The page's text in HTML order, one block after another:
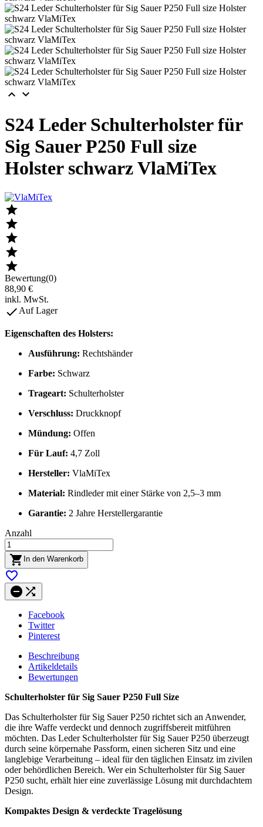
 
S24 Leder Schulterholster für
Sig Sauer P250 Full size
Holster schwarz VlaMiTex





Bewertung(0)
88,90 €
inkl. MwSt.
 Auf Lager
Eigenschaften des Holsters:
Ausführung: Rechtshänder
Farbe: Schwarz
Trageart: Schulterholster
Verschluss: Druckknopf
Mündung: Offen
Für Lauf: 4,7 Zoll
Hersteller: VlaMiTex
Material: Rindleder mit einer Stärke von 2,5–3 mm
Garantie: 2 Jahre Herstellergarantie
Anzahl
 In den Warenkorb

 
Facebook
Twitter
Pinterest
Beschreibung
Artikeldetails
Bewertungen
Schulterholster für Sig Sauer P250 Full Size
Das Schulterholster für Sig Sauer P250 richtet sich an Anwender,
die ihre Waffe verdeckt und dennoch zugriffsbereit mitführen
möchten. Das Leder Schulterholster für Sig Sauer P250 überzeugt
durch seine körpernahe Passform, einen sicheren Sitz und eine
langlebige Verarbeitung – ideal für den täglichen Einsatz im zivilen
oder behördlichen Bereich. Wer ein Schulterholster für Sig Sauer
P250 sucht, erhält hier eine zuverlässige Lösung mit durchdachtem
Design.
Kompaktes Design & verdeckte Tragelösung